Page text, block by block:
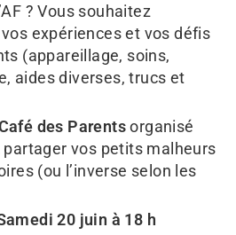
? Vous souhaitez
expériences et vos défis
(appareillage, soins,
aides diverses, trucs et
des Parentsorganisé
partager vos petits malheurs
(ou l’inverse selon les
20 juin à 18 h